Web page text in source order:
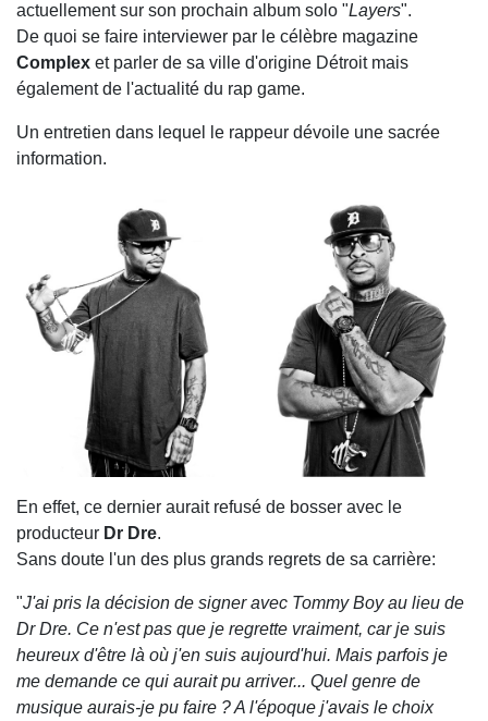
actuellement sur son prochain album solo "Layers".
De quoi se faire interviewer par le célèbre magazine
Complex et parler de sa ville d'origine Détroit mais
également de l'actualité du rap game.
Un entretien dans lequel le rappeur dévoile une sacrée
information.
En effet, ce dernier aurait refusé de bosser avec le
producteur Dr Dre.
Sans doute l'un des plus grands regrets de sa carrière:
"J'ai pris la décision de signer avec Tommy Boy au lieu de
Dr Dre. Ce n'est pas que je regrette vraiment, car je suis
heureux d'être là où j'en suis aujourd'hui. Mais parfois je
me demande ce qui aurait pu arriver... Quel genre de
musique aurais-je pu faire ? A l'époque j'avais le choix